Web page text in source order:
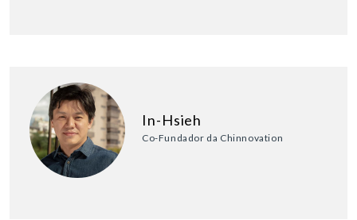
In-Hsieh
Co-Fundador da Chinnovation